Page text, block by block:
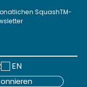
10.5 and
Squash TM
SquashTM-
EN